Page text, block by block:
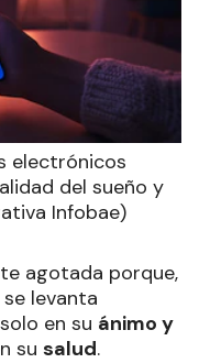
electrónicos
del sueño y
Infobae)
agotada porque,
levanta
en su ánimo y
su salud.